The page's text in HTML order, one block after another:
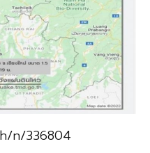
n/336804